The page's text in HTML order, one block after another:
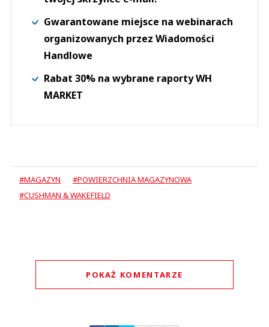
Gwarantowane miejsce na webinarach
organizowanych przez Wiadomości
Handlowe
Rabat 30% na wybrane raporty WH
MARKET
#MAGAZYN
#POWIERZCHNIA MAGAZYNOWA
#CUSHMAN & WAKEFIELD
POKAŻ KOMENTARZE